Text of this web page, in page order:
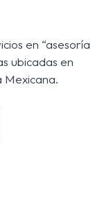
en “asesoría
ubicadas en
Mexicana.